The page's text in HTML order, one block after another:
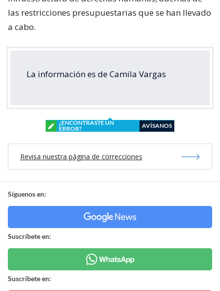
las restricciones presupuestarias que se han llevado
a cabo.
La información es de Camila Vargas
¿ENCONTRASTE UN
ERROR?
AVÍSANOS
Revisa nuestra página de correcciones
Síguenos en:
Suscríbete en:
Suscríbete en: